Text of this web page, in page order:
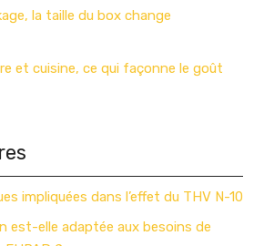
la taille du box change
et cuisine, ce qui façonne le goût
impliquées dans l’effet du THV N-10
est-elle adaptée aux besoins de